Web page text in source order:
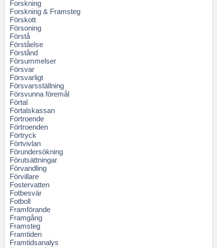
Forskning
Forskning & Framsteg
Förskott
Försoning
Förstå
Förståelse
Förstånd
Försummelser
Försvar
Försvarligt
Försvarsställning
Försvunna föremål
Förtal
Förtalskassan
Förtroende
Förtroenden
Förtryck
Förtvivlan
Förundersökning
Förutsättningar
Förvandling
Förvillare
Fostervatten
Fotbesvär
Fotboll
Framförande
Framgång
Framsteg
Framtiden
Framtidsanalys